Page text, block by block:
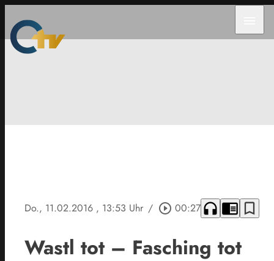
Do., 11.02.2016 , 13:53 Uhr / play_circle_outline 00:27 headphones chrome_reader_mode bookmark_border
Wastl tot – Fasching tot